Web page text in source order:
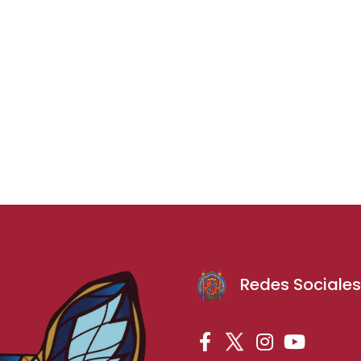
Redes Sociales